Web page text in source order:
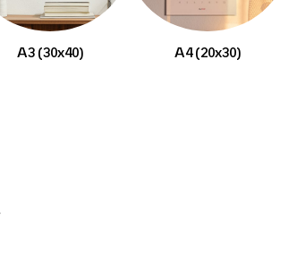
A3 (30x40) A4 (20x30)